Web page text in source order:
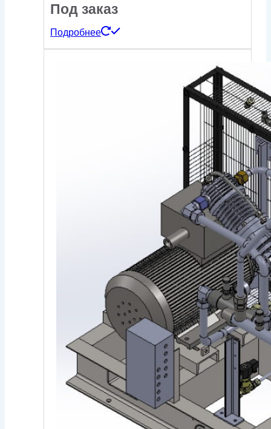
Под заказ
Подробнее